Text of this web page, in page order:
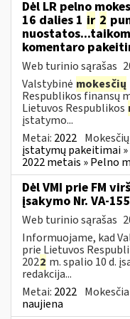
Dėl LR pelno
16 dalies 1 ir 2
komentaro
Web turinio sąrašas
Valstybinė mokesčių
Respublikos finansų
Lietuvos Respublikos
įstatymo...
Metai: 2022
įstatymų pakeitimai
2022 metais » Pelno
Dėl VMI prie FM
įsakymo Nr. VA-
Web turinio sąrašas
Informuojame, kad
prie Lietuvos
2022 m. spalio 10 d.
redakcija...
Metai: 2022
naujiena